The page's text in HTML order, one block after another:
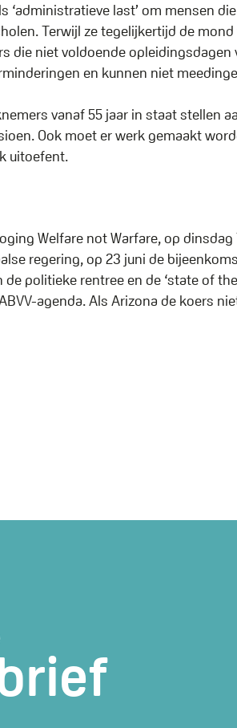
‘administratieve last’ om mensen
Terwijl ze tegelijkertijd de mond
die niet voldoende
en kunnen niet
vanaf 55 jaar in staat stellen
Ook moet er werk gemaakt
uitoefent.
Welfare not Warfare, op
regering, op 23 juni de
politieke rentree en de ‘state of
agenda. Als Arizona de koers